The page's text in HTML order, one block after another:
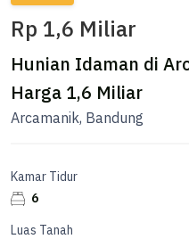
Rp 1,6 Miliar
Hunian Idaman di
Harga 1,6 Miliar
Arcamanik, Bandung
Kamar Tidur
6
Luas Tanah